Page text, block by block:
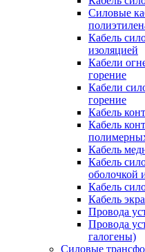
Силовые
Кабель
изоляцией
Кабели
горение
Кабели
горение
Кабель
Кабель
Кабель
Кабель
оболочкой
Кабель
Кабель
Провода
Провода
галогены)
Силовые